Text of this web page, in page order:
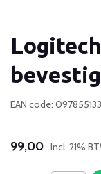
EAN code:
99,00 Incl. 21%